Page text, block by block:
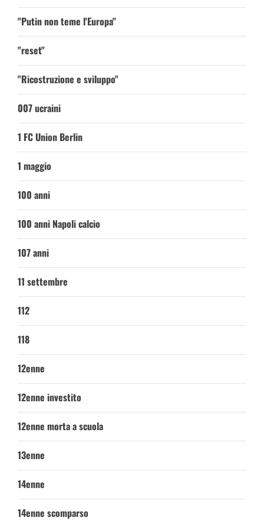
"Putin non teme l'Europa"
"reset"
"Ricostruzione e sviluppo"
007 ucraini
1 FC Union Berlin
1 maggio
100 anni
100 anni Napoli calcio
107 anni
11 settembre
112
118
12enne
12enne investito
12enne morta a scuola
13enne
14enne
14enne scomparso